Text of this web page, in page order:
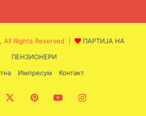
All Rights Reserved |
ПАРТИЈА НА
ПЕНЗИОНЕРИ
Импресум Контакт
PinterestYouTubeInstagram